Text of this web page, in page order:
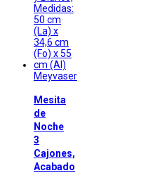
Meyvaser
Mesita
de
Noche
3
Cajones,
Acabado